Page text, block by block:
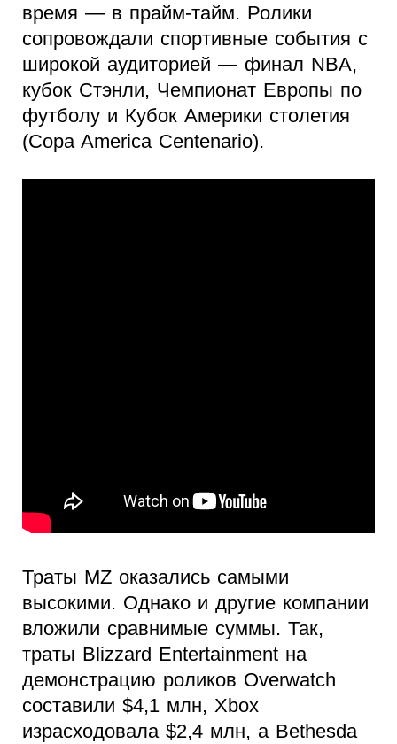
время — в прайм-тайм. Ролики
сопровождали спортивные события с
широкой аудиторией — финал NBA,
кубок Стэнли, Чемпионат Европы по
футболу и Кубок Америки столетия
(Copa America Centenario).
Траты MZ оказались самыми
высокими. Однако и другие компании
вложили сравнимые суммы. Так,
траты Blizzard Entertainment на
демонстрацию роликов Overwatch
составили $4,1 млн, Xbox
израсходовала $2,4 млн, а Bethesda